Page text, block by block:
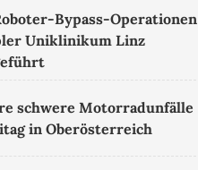
Bypass-Operationen
Uniklinikum Linz
schwere Motorradunfälle
in Oberösterreich